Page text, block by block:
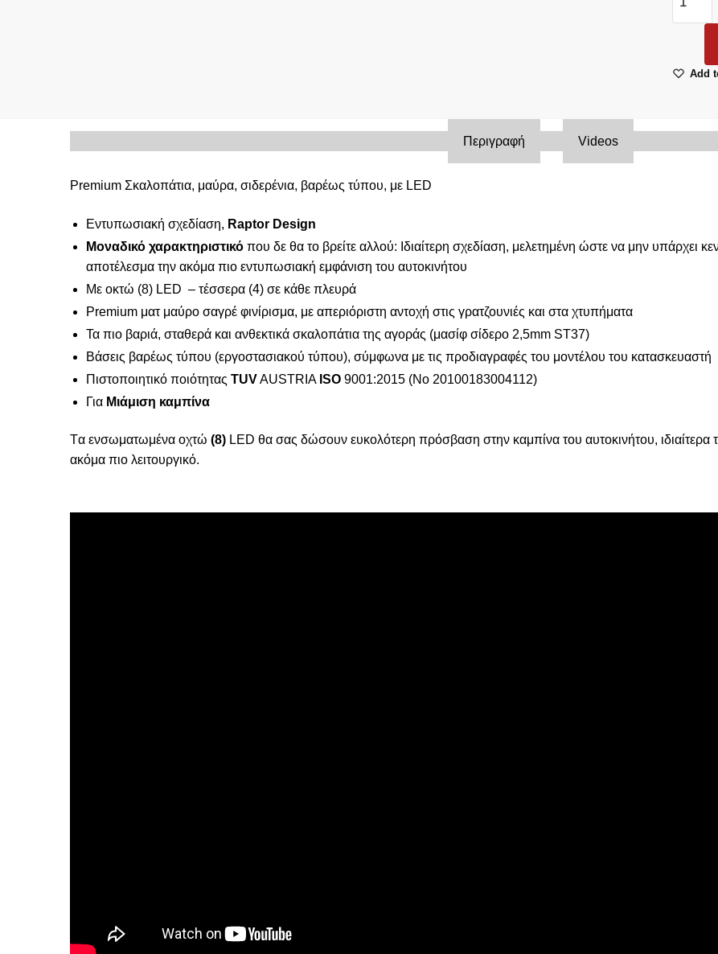
SKA
L200
CAB
Add
Περιγραφή Videos
Premium Σκαλοπάτια, μαύρα, σιδερένια, βαρέως τύπου, με LED
Εντυπωσιακή σχεδίαση, Raptor Design
Μοναδικό χαρακτηριστικόπου δε θα το βρείτε αλλού: Ιδιαίτερη σχεδίαση, μελετημένη ώστε να μην υπάρχει
αποτέλεσμα την ακόμα πιο εντυπωσιακή εμφάνιση του αυτοκινήτου
Με οκτώ (8) LED – τέσσερα (4) σε κάθε πλευρά
Premium ματ μαύρο σαγρέ φινίρισμα, με απεριόριστη αντοχή στις γρατζουνιές και στα χτυπήματα
Τα πιο βαριά, σταθερά και ανθεκτικά σκαλοπάτια της αγοράς (μασίφ σίδερο 2,5mm ST37)
Βάσεις βαρέως τύπου (εργοστασιακού τύπου), σύμφωνα με τις προδιαγραφές του μοντέλου του κατασκευαστή
Πιστοποιητικό ποιότηταςTUVAUSTRIA ISO 9001:2015 (No 20100183004112)
Για Μιάμιση καμπίνα
Tα ενσωματωμένα οχτώ(8) LED θα σας δώσουν ευκολότερη πρόσβαση στην καμπίνα του αυτοκινήτου, ιδιαίτερα
ακόμα πιο λειτουργικό.